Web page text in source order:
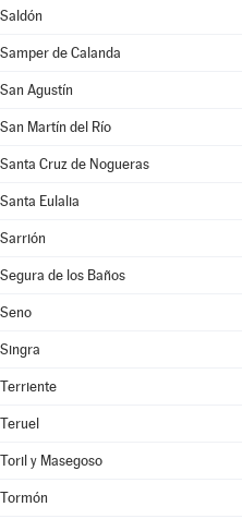
Saldón
Samper de Calanda
San Agustín
San Martín del Río
Santa Cruz de Nogueras
Santa Eulalia
Sarrión
Segura de los Baños
Seno
Singra
Terriente
Teruel
Toril y Masegoso
Tormón